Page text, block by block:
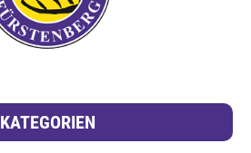
KATEGORIEN